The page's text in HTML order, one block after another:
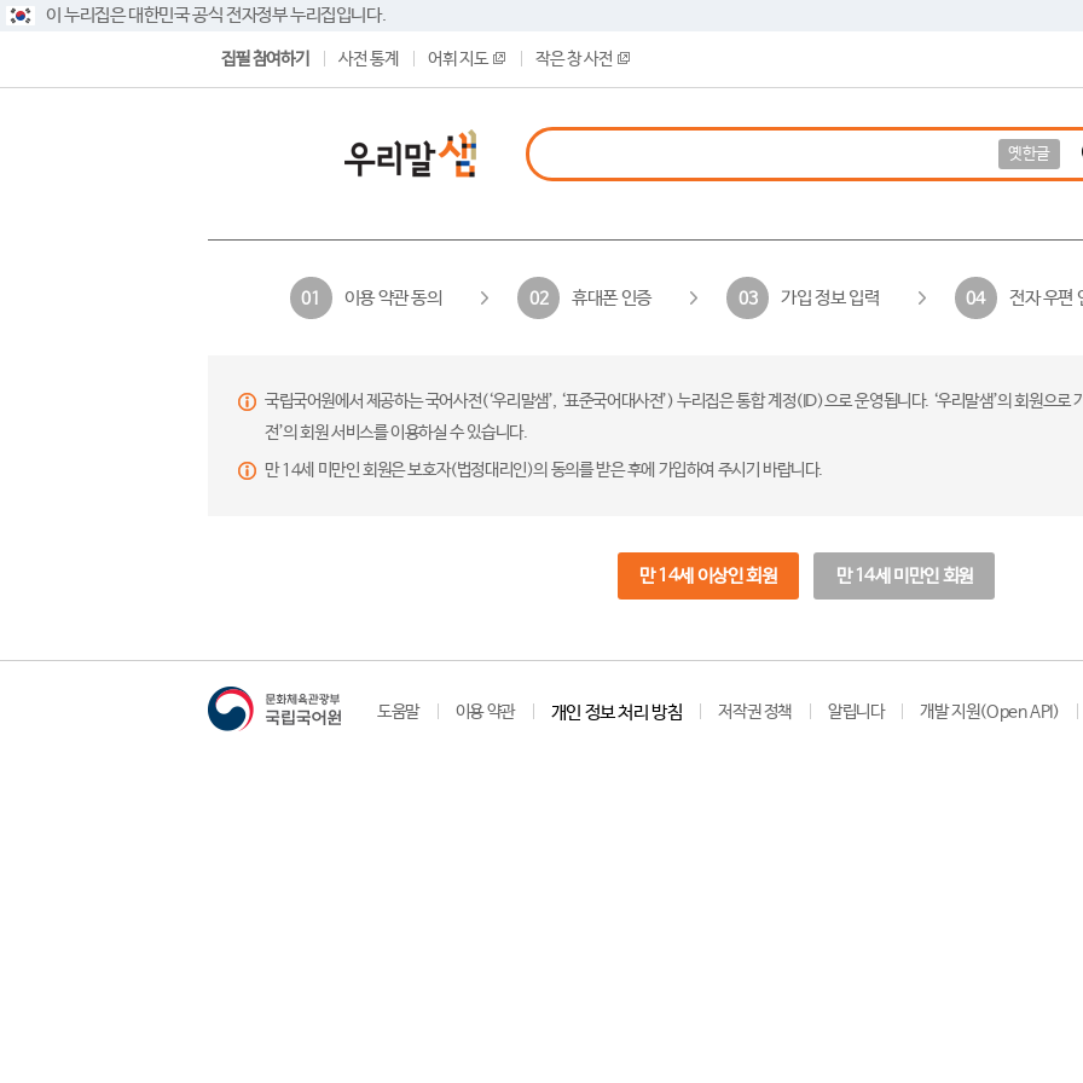
이 누리집은 대한민국 공식 전자정부 누리집입니다.
집필 참여하기 사전 통계 어휘 지도 작은 창 사전
옛한글
01 이용 약관 동의 02 휴대폰 인증 03 가입 정보 입력 04 전자 우편
국립국어원에서 제공하는 국어사전(‘우리말샘’, ‘표준국어대사전’) 누리집은 통합 계정(ID)으로 운영됩니다. ‘우리말샘’의 회원으
전’의 회원 서비스를 이용하실 수 있습니다.
만 14세 미만인 회원은 보호자(법정대리인)의 동의를 받은 후에 가입하여 주시기 바랍니다.
만 14세 이상인 회원 만 14세 미만인 회원
도움말 이용 약관 개인 정보 처리 방침 저작권 정책 알립니다 개발 지원(Open API)